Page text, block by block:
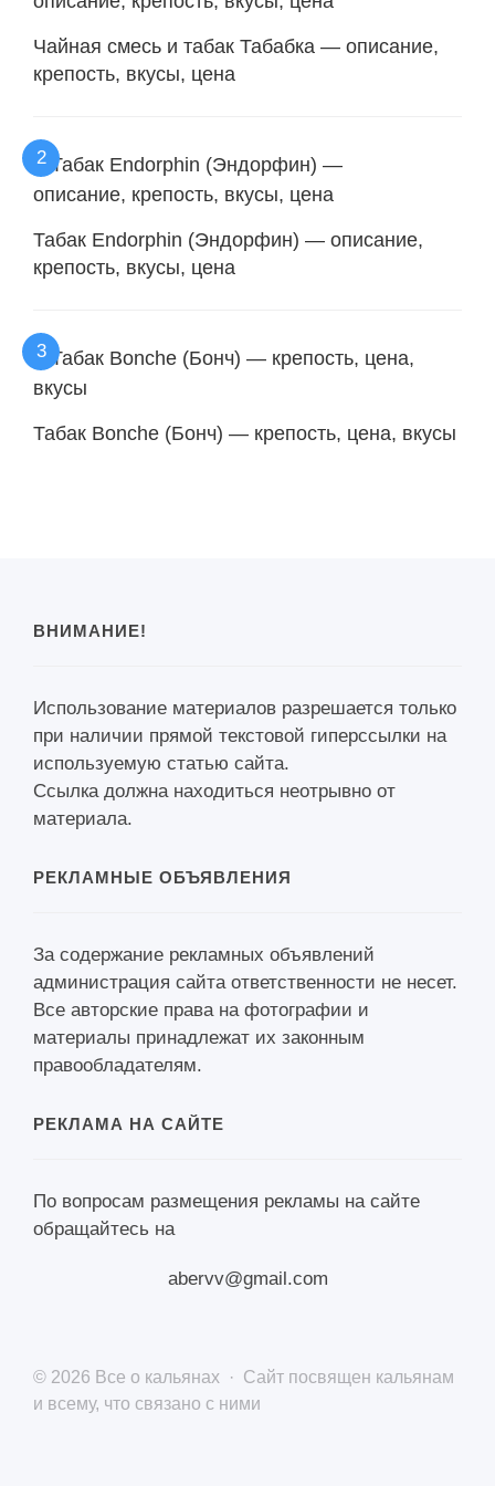
Чайная смесь и табак Табабка — описание,
крепость, вкусы, цена
Табак Endorphin (Эндорфин) — описание,
крепость, вкусы, цена
Табак Bonche (Бонч) — крепость, цена, вкусы
ВНИМАНИЕ!
Использование материалов разрешается только
при наличии прямой текстовой гиперссылки на
используемую статью сайта.
Ссылка должна находиться неотрывно от
материала.
РЕКЛАМНЫЕ ОБЪЯВЛЕНИЯ
За содержание рекламных объявлений
администрация сайта ответственности не несет.
Все авторские права на фотографии и
материалы принадлежат их законным
правообладателям.
РЕКЛАМА НА САЙТЕ
По вопросам размещения рекламы на сайте
обращайтесь на
abervv@gmail.com
© 2026 Все о кальянах · Сайт посвящен кальянам
и всему, что связано с ними